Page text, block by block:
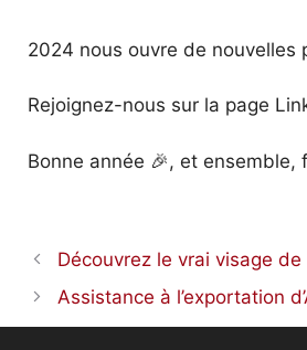
2024 nous ouvre de nouvelles
Rejoignez-nous sur la page
Bonne année 🎉, et
Découvrez le vrai visage
Assistance à l’exportation